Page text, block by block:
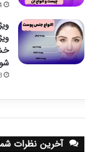
آخرین نظرات